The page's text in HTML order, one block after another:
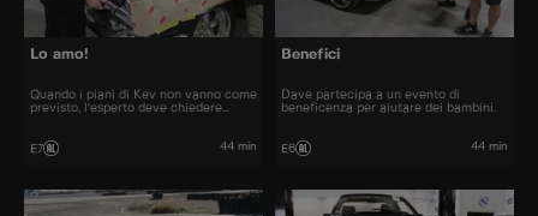
Lo amo!
Quando i piani di Kev non vanno come
previsto, l'esperto deve chiedere
E7 44 min
Benefici
Dave partecipa a un evento di
beneficenza per aiutare dei bambini.
E6 44 min